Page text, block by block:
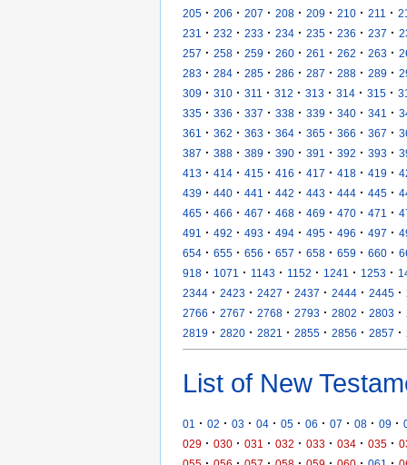
205 · 206 · 207 · 208 · 209 · 210 · 211 ·
231
· 232 · 233 · 234 · 235 · 236 · 237 ·
257 · 258 · 259 · 260 · 261 · 262 · 263 ·
283 · 284 · 285 · 286 · 287 · 288 · 289 ·
309 · 310 · 311 · 312 · 313 · 314 · 315 ·
335 · 336 · 337 · 338 · 339 · 340 · 341 ·
361
· 362 · 363 · 364 · 365 · 366 · 367 ·
387 · 388 · 389 · 390 · 391 · 392 · 393 ·
413 · 414 · 415 · 416 · 417 · 418 · 419 ·
439 · 440 · 441 · 442 · 443 · 444 · 445 ·
465 · 466 · 467 · 468 · 469 · 470 · 471 ·
491
· 492 · 493 · 494 · 495 · 496 · 497 ·
654 · 655 · 656 · 657 · 658 · 659 · 660 ·
918 · 1071 · 1143 · 1152 · 1241 · 1253 ·
2344 · 2423 · 2427 · 2437 · 2444 · 2445 ·
2766 · 2767 · 2768 · 2793 · 2802 · 2803 ·
2819 · 2820 · 2821 · 2855 · 2856 · 2857 ·
List of New
01 · 02 · 03 · 04 · 05 · 06 · 07 · 08 · 09 ·
029 · 030 · 031 · 032 · 033 · 034 · 035 ·